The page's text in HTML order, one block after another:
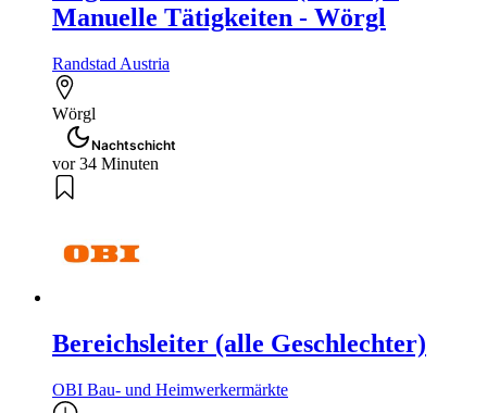
Manuelle Tätigkeiten - Wörgl
Randstad Austria
Wörgl
Nachtschicht
vor 34 Minuten
Bereichsleiter (alle Geschlechter)
OBI Bau- und Heimwerkermärkte